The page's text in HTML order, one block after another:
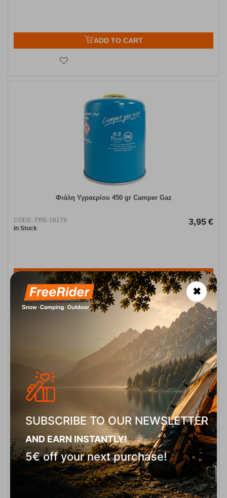
ADD TO CART
Φιάλη Υγραερίου 450 gr Camper Gaz
CODE: FRE-18178
In Stock
3,95 €
ADD TO CART
Φιάλη Βουτανίου Camper Gaz 500 gr
CODE: FRE-14655
4,90
4,50 €
✖
SUBSCRIBE TO OUR NEWSLETTER
AND EARN INSTANTLY!
5€ off your next purchase!